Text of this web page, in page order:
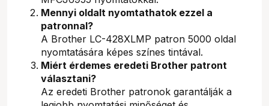
Mennyi oldalt nyomtathatok ezzel a
patronnal?
A Brother LC-428XLMP patron 5000 oldal
nyomtatására képes színes tintával.
Miért érdemes eredeti Brother patront
választani?
Az eredeti Brother patronok garantálják a